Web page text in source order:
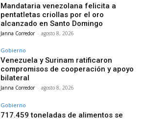
Mandataria venezolana felicita a
pentatletas criollas por el oro
alcanzado en Santo Domingo
Janna Corredor - agosto 8, 2026
Gobierno
Venezuela y Surinam ratificaron
compromisos de cooperación y apoyo
bilateral
Janna Corredor - agosto 8, 2026
Gobierno
717.459 toneladas de alimentos se